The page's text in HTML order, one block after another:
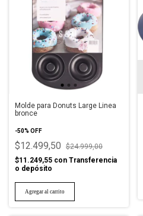
Molde para Donuts Large Linea
bronce
-50% OFF
$12.499,50
$24.999,00
$11.249,55 con Transferencia
o depósito